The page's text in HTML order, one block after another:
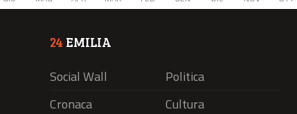
24 EMILIA
Social Wall
Politica
Cronaca
Cultura